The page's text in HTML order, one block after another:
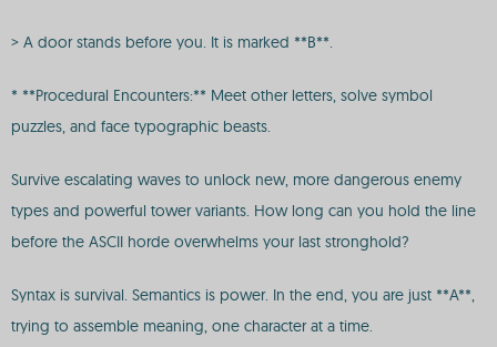
> A door stands before you. It is marked **B**.
* **Procedural Encounters:** Meet other letters, solve symbol
puzzles, and face typographic beasts.
Survive escalating waves to unlock new, more dangerous enemy
types and powerful tower variants. How long can you hold the line
before the ASCII horde overwhelms your last stronghold?
Syntax is survival. Semantics is power. In the end, you are just **A**,
trying to assemble meaning, one character at a time.